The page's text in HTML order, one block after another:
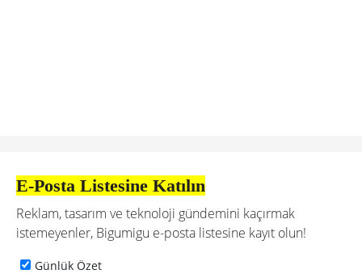
E-Posta Listesine Katılın
Reklam, tasarım ve teknoloji gündemini kaçırmak
istemeyenler, Bigumigu e-posta listesine kayıt olun!
Günlük Özet